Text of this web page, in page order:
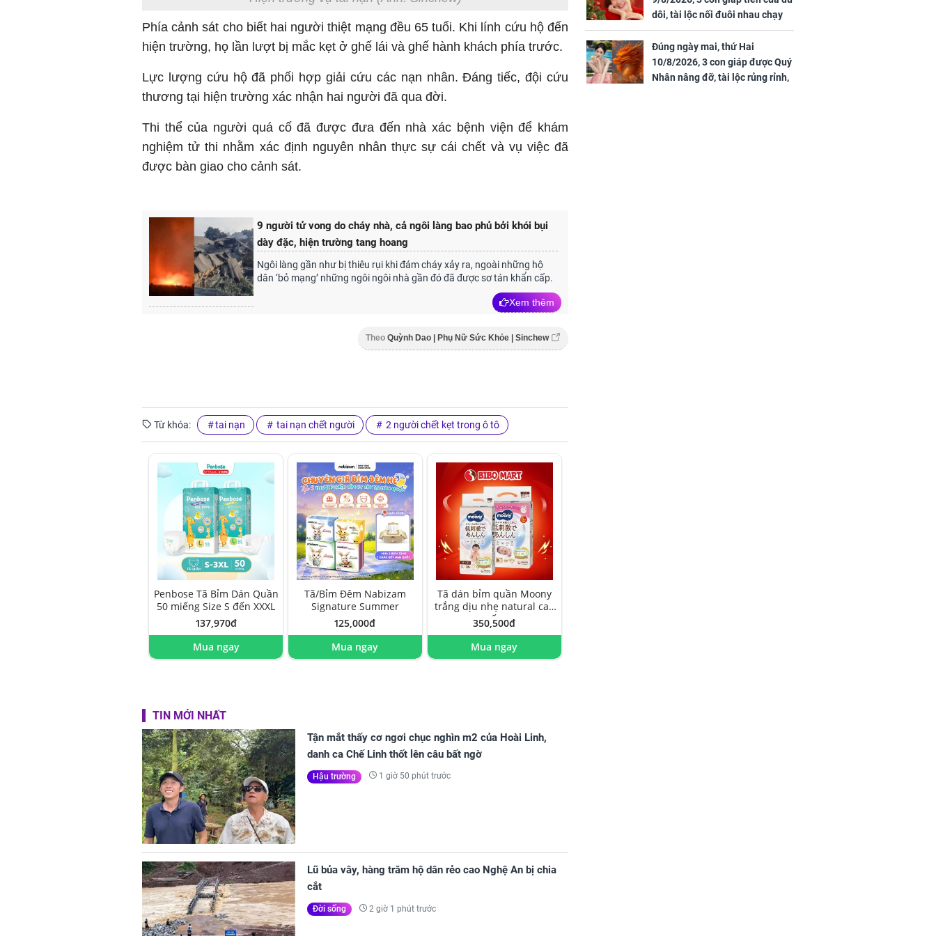
Phía cảnh sát cho biết hai người thiệt mạng đều 65 tuổi. Khi lính cứu hộ đến
hiện trường, họ lần lượt bị mắc kẹt ở ghế lái và ghế hành khách phía trước.
Lực lượng cứu hộ đã phối hợp giải cứu các nạn nhân. Đáng tiếc, đội cứu
thương tại hiện trường xác nhận hai người đã qua đời.
Thi thể của người quá cố đã được đưa đến nhà xác bệnh viện để khám
nghiệm tử thi nhằm xác định nguyên nhân thực sự cái chết và vụ việc đã
được bàn giao cho cảnh sát.
9 người tử vong do cháy nhà, cả ngôi làng bao phủ bởi khói bụi
dày đặc, hiện trường tang hoang
Ngôi làng gần như bị thiêu rụi khi đám cháy xảy ra, ngoài những hộ
dân ‘bỏ mạng’ những ngôi ngôi nhà gần đó đã được sơ tán khẩn cấp.
Xem thêm
Theo Quỳnh Dao | Phụ Nữ Sức Khỏe | Sinchew
Từ khóa: tai nạn tai nạn chết người 2 người chết kẹt trong ô tô
Penbose Tã Bỉm Dán Quần
50 miếng Size S đến XXXL
137,970đ
Mua ngay
Tã/Bỉm Đêm Nabizam
Signature Summer
125,000đ
Mua ngay
Tã dán bỉm quần Moony
trắng dịu nhẹ natural cao
cấp
350,500đ
Mua ngay
TIN MỚI NHẤT
Tận mắt thấy cơ ngơi chục nghìn m2 của Hoài Linh,
danh ca Chế Linh thốt lên câu bất ngờ
Hậu trường 1 giờ 50 phút trước
Lũ bủa vây, hàng trăm hộ dân rẻo cao Nghệ An bị chia
cắt
Đời sống 2 giờ 1 phút trước
tỷ đồng
dôi, tài lộc nối đuôi nhau chạy
vào nhà, sự nghiệp phất lên
trông thấy
Đúng ngày mai, thứ Hai
10/8/2026, 3 con giáp được Quý
Nhân nâng đỡ, tài lộc rủng rỉnh,